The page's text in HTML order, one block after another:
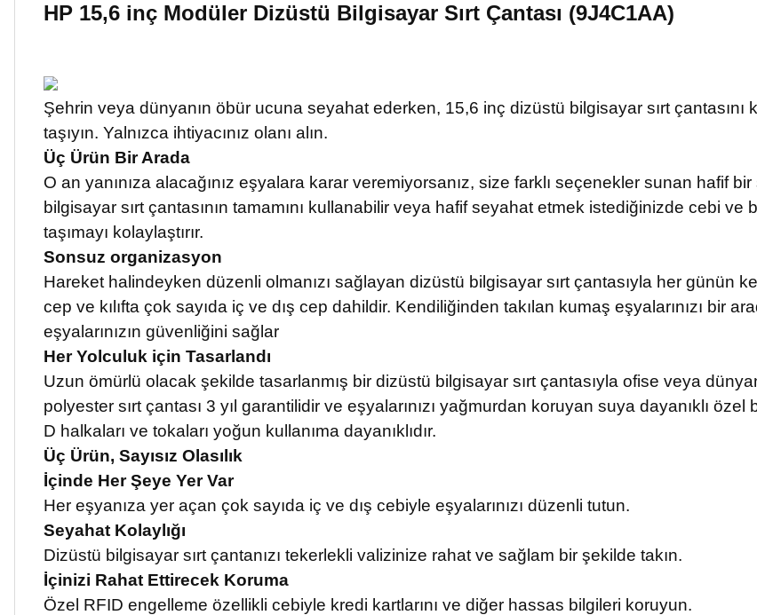
HP 15,6 inç Modüler Dizüstü Bilgisayar Sırt Çantası (9J4C1AA)
Şehrin veya dünyanın öbür ucuna seyahat ederken, 15,6 inç dizüstü bilgisayar sırt çantasını
taşıyın. Yalnızca ihtiyacınız olanı alın.
Üç Ürün Bir Arada
O an yanınıza alacağınız eşyalara karar veremiyorsanız, size farklı seçenekler sunan hafif
bilgisayar sırt çantasının tamamını kullanabilir veya hafif seyahat etmek istediğinizde cebi ve
taşımayı kolaylaştırır.
Sonsuz organizasyon
Hareket halindeyken düzenli olmanızı sağlayan dizüstü bilgisayar sırt çantasıyla her günün
cep ve kılıfta çok sayıda iç ve dış cep dahildir. Kendiliğinden takılan kumaş eşyalarınızı bir
eşyalarınızın güvenliğini sağlar
Her Yolculuk için Tasarlandı
Uzun ömürlü olacak şekilde tasarlanmış bir dizüstü bilgisayar sırt çantasıyla ofise veya
polyester sırt çantası 3 yıl garantilidir ve eşyalarınızı yağmurdan koruyan suya dayanıklı
D halkaları ve tokaları yoğun kullanıma dayanıklıdır.
Üç Ürün, Sayısız Olasılık
İçinde Her Şeye Yer Var
Her eşyanıza yer açan çok sayıda iç ve dış cebiyle eşyalarınızı düzenli tutun.
Seyahat Kolaylığı
Dizüstü bilgisayar sırt çantanızı tekerlekli valizinize rahat ve sağlam bir şekilde takın.
İçinizi Rahat Ettirecek Koruma
Özel RFID engelleme özellikli cebiyle kredi kartlarını ve diğer hassas bilgileri koruyun.